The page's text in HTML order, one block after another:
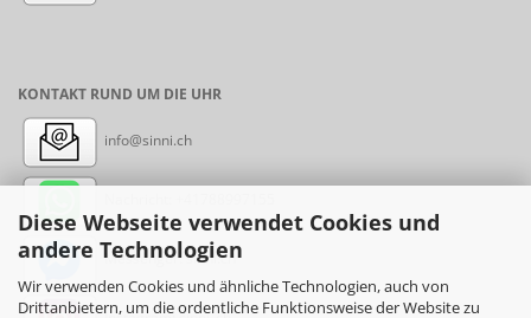
Diese Webseite verwendet Cookies und
andere Technologien
Wir verwenden Cookies und ähnliche Technologien, auch von
Drittanbietern, um die ordentliche Funktionsweise der Website zu
KONTAKT RUND UM DIE UHR
info@sinni.ch
Messenger: sinni.ch